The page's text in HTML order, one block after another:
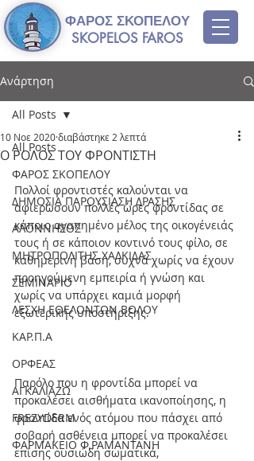
ΦΑΡΟΣ ΣΚΟΠΕΛΟΥ
SKOPELOS FAROS
Ανάρτηση
All Posts
ΦΑΡΟΣ ΣΚΟΠΕΛΟΥ
ΔΗΜΟΣΙΑ ΠΑΡΟΥΣΙΑΣΗ ΔΡΑΣΗΣ
ΑΛΟΝΝΗΣΟΣ
ΜΗΤΡΟΠΟΛΙΤΗΣ ΧΑΛΚΙΔΑΣ
ΣΕΜΙΝΑΡΙΟ
ΛΕΣΧΗ ΕΘΕΛΟΝΤΩΝ ΒΟΛΟΥ
ΚΑΡ.Π.Α
ΟΡΦΕΑΣ
ΑΓΚΑΛΙΑΖΩ
FREZYDERM
ΦΑΡΜΑΚΕΙΟ Φ.ΡΑΜΑΝΤΑΝΗ
All Posts
Ο ΡΟΛΟΣ ΤΟΥ ΦΡΟΝΤΙΣΤΗ
10 Νοε 2020διαβάστηκε 2 λεπτά
Πολλοί φροντιστές καλούνται να
αφιερώσουν πολλές ώρες φροντίδας σε
κάποιο αγαπημένο μέλος της οικογένειάς
τους ή σε κάποιον κοντινό τους φίλο, σε
καθημερινή βάση, συχνά χωρίς να έχουν
προηγούμενη εμπειρία ή γνώση και
χωρίς να υπάρχει καμιά μορφή
εξωτερικής υποστήριξης.
Παρόλο που η φροντίδα μπορεί να
προκαλέσει αισθήματα ικανοποίησης, η
φροντίδα ενός ατόμου που πάσχει από
σοβαρή ασθένεια μπορεί να προκαλέσει
επίσης ουσιώδη σωματικά,